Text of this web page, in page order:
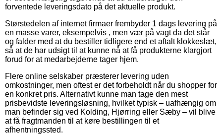
forventede leveringsdato på det aktuelle produkt.
Størstedelen af internet firmaer frembyder 1 dags levering på
en masse varer, eksempelvis , men vær på vagt da det står
og falder med at du bestiller tidligere end et aftalt klokkeslæt,
så at de har udsigt til at kunne nå at få produkterne klargjort
forud for at medarbejderne tager hjem.
Flere online selskaber præsterer levering uden
omkostninger, men oftest er det forbeholdt når du shopper for
en konkret pris. Alternativt kunne man tage den mest
prisbevidste leveringsløsning, hvilket typisk – uafhængig om
man befinder sig ved Kolding, Hjørring eller Sæby – vil blive
at få fragtmanden til at køre bestillingen til et
afhentningssted.